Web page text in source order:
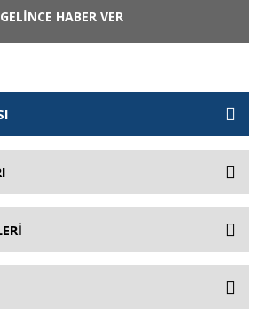
GELİNCE HABER VER